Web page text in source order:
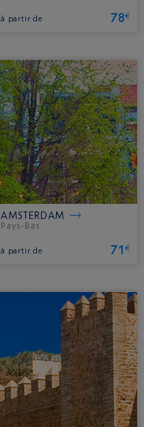
à partir de 78€
AMSTERDAM
Pays-Bas.
à partir de 71€